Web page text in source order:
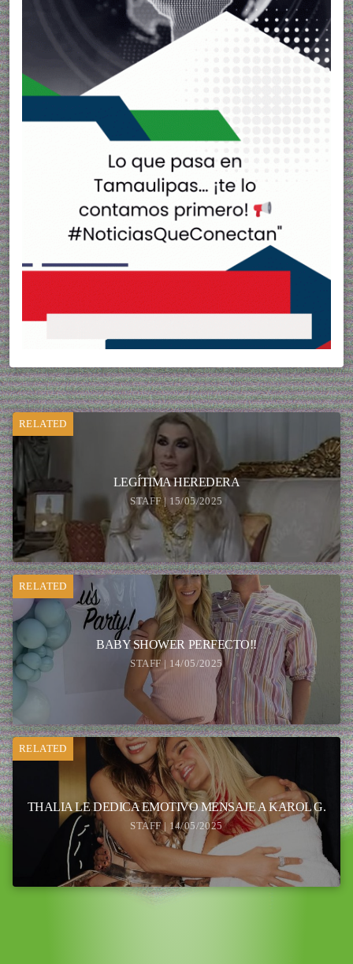
RELATED
LEGÍTIMA HEREDERA
STAFF | 15/05/2025
RELATED
BABY SHOWER PERFECTO!!
STAFF | 14/05/2025
RELATED
THALIA LE DEDICA EMOTIVO MENSAJE A KAROL G.
STAFF | 14/05/2025